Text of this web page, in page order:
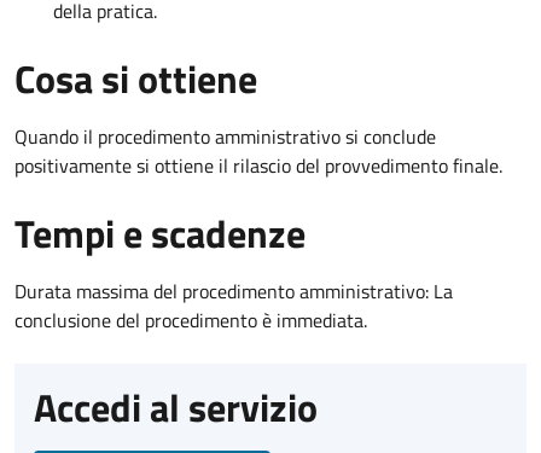
della pratica.
Cosa si ottiene
Quando il procedimento amministrativo si conclude
positivamente si ottiene il rilascio del provvedimento finale.
Tempi e scadenze
Durata massima del procedimento amministrativo: La
conclusione del procedimento è immediata.
Accedi al servizio